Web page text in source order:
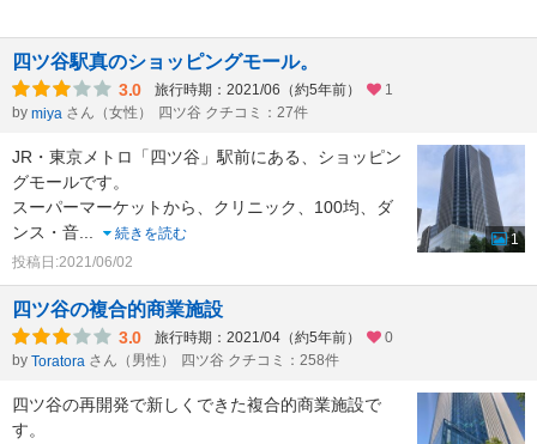
四ツ谷駅真のショッピングモール。
3.0 旅行時期：2021/06（約5年前）
1
by miya さん（女性） 四ツ谷 クチコミ：27件
JR・東京メトロ「四ツ谷」駅前にある、ショッピン
グモールです。
スーパーマーケットから、クリニック、100均、ダ
ンス・音...
続きを読む
投稿日:2021/06/02
1
四ツ谷の複合的商業施設
3.0 旅行時期：2021/04（約5年前）
0
by Toratora さん（男性） 四ツ谷 クチコミ：258件
四ツ谷の再開発で新しくできた複合的商業施設で
す。